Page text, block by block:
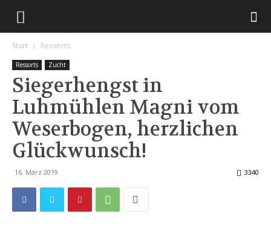
Start Ressorts
Ressorts Zucht
Siegerhengst in
Luhmühlen Magni vom
Weserbogen, herzlichen
Glückwunsch!
16. März 2019 3340